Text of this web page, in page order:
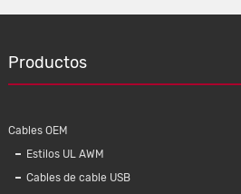
Productos
Cables OEM
Estilos UL AWM
Cables de cable USB